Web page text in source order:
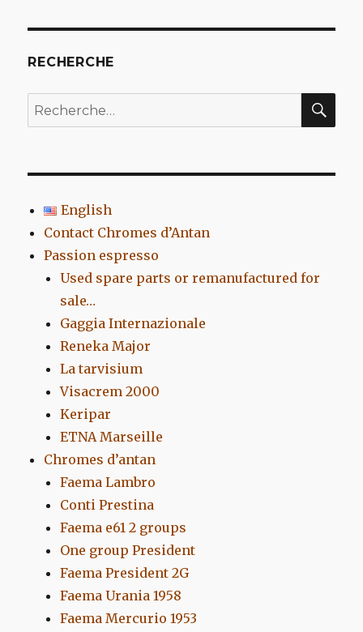
RECHERCHE
Recherche
pour
English
Contact Chromes d’Antan
Passion espresso
Used spare parts or remanufactured for
sale…
Gaggia Internazionale
Reneka Major
La tarvisium
Visacrem 2000
Keripar
ETNA Marseille
Chromes d’antan
Faema Lambro
Conti Prestina
Faema e61 2 groups
One group President
Faema President 2G
Faema Urania 1958
Faema Mercurio 1953